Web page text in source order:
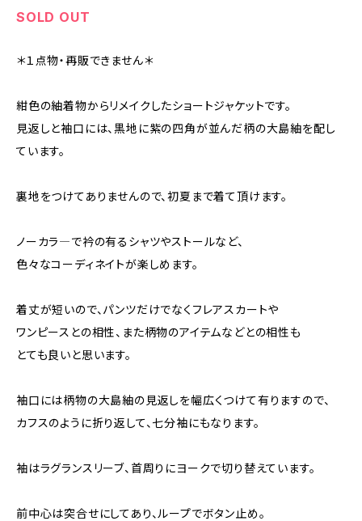
SOLD OUT
＊１点物・再販できません＊
紺色の紬着物からリメイクしたショートジャケットです。
見返しと袖口には、黒地に紫の四角が並んだ柄の大島紬を配し
ています。
裏地をつけてありませんので、初夏まで着て頂けます。
ノーカラ―で衿の有るシャツやストールなど、
色々なコーディネイトが楽しめます。
着丈が短いので、パンツだけでなくフレアスカートや
ワンピースとの相性、また柄物のアイテムなどとの相性も
とても良いと思います。
袖口には柄物の大島紬の見返しを幅広くつけて有りますので、
カフスのように折り返して、七分袖にもなります。
袖はラグランスリーブ、首周りにヨークで切り替えています。
前中心は突合せにしてあり、ループでボタン止め。